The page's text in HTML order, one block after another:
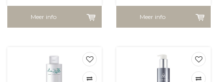
Meer info Meer info